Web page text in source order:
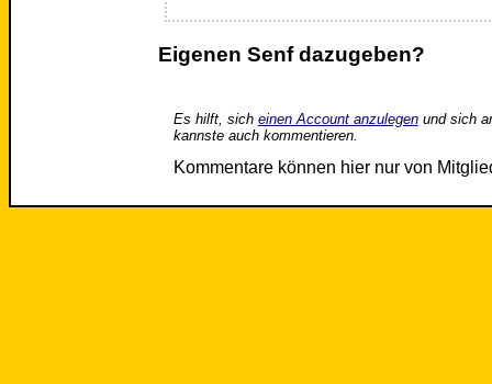
Eigenen Senf dazugeben?
Es hilft, sich einen Account anzulegenund sich
kannste auch kommentieren.
Kommentare können hier nur von